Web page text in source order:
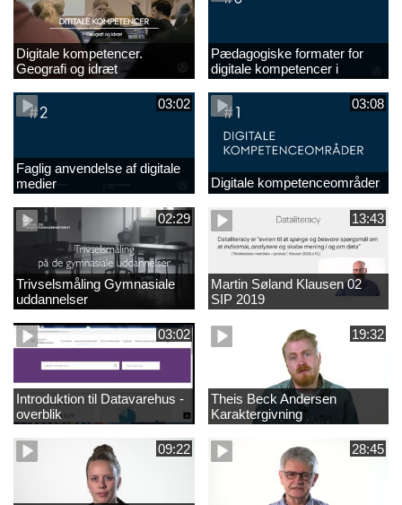
Digitale kompetencer.
Geografi og idræt
Pædagogiske formater for
digitale kompetencer i
undervisningen
03:02
Faglig anvendelse af digitale
medier
03:08
Digitale kompetenceområder
02:29
Trivselsmåling Gymnasiale
uddannelser
13:43
Martin Søland Klausen 02
SIP 2019
03:02
Introduktion til Datavarehus -
overblik
19:32
Theis Beck Andersen
Karaktergivning
09:22 28:45